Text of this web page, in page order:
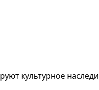
культурное